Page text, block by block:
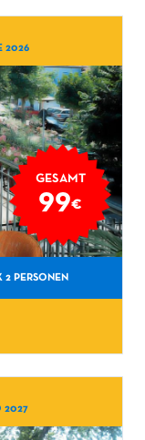
2026
GESAMT
99€
2 PERSONEN
2027